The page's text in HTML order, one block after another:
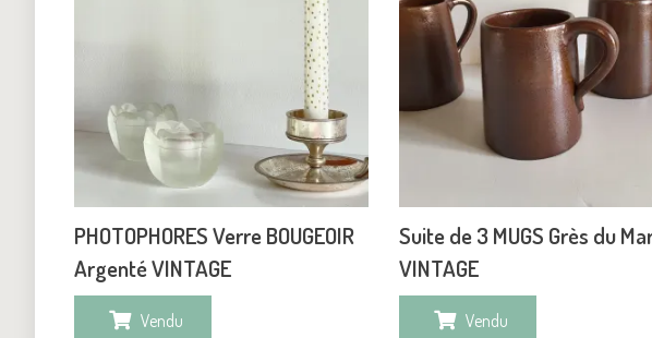
PHOTOPHORES Verre BOUGEOIR
Argenté VINTAGE
Vendu
Suite de 3 MUGS Grès du
VINTAGE
Vendu